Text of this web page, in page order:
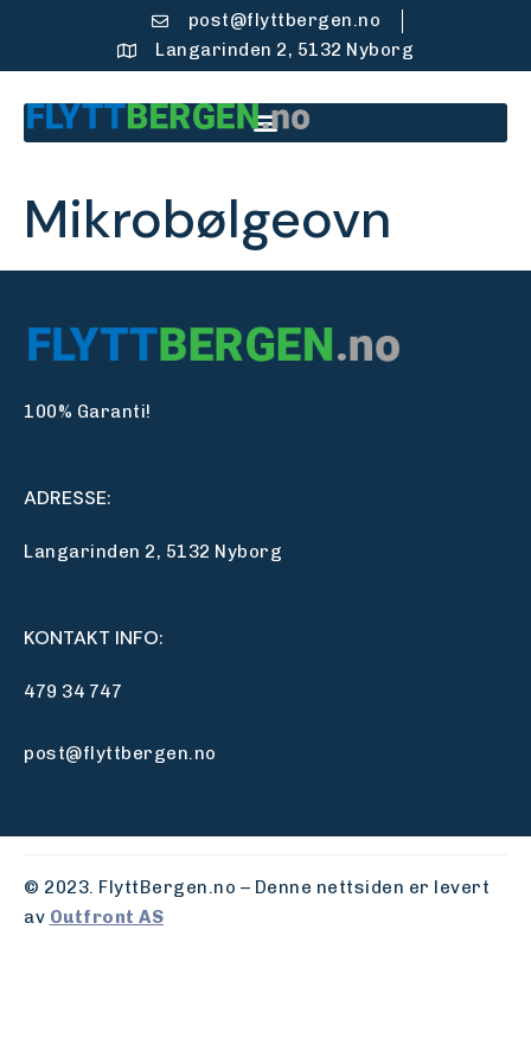
post@flyttbergen.no
Langarinden 2, 5132 Nyborg
Mikrobølgeovn
100% Garanti!
ADRESSE:
Langarinden 2, 5132 Nyborg
KONTAKT INFO:
479 34 747
post@flyttbergen.no
© 2023. FlyttBergen.no – Denne nettsiden er levert
av Outfront AS